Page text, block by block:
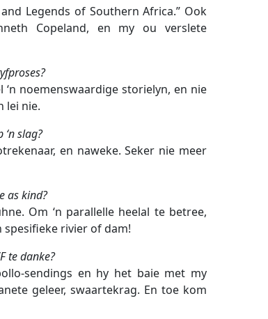
Legends of Southern Africa.” Ook
Copeland, en my ou verslete
noemenswaardige storielyn, en nie
lei nie.
slag?
en naweke. Seker nie meer
as kind?
Om ‘n parallelle heelal te betree,
spesifieke rivier of dam!
te danke?
sendings en hy het baie met my
geleer, swaartekrag. En toe kom